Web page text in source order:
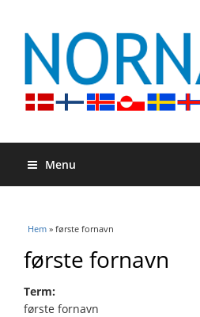
Menu
Du är här
Hem » første fornavn
første fornavn
Term:
første fornavn